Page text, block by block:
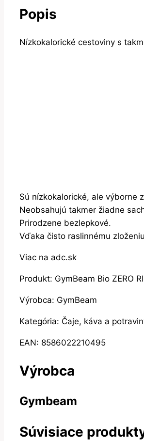
Popis
Nízkokalorické cestoviny s
Sú nízkokalorické, ale výborne
Neobsahujú takmer žiadne
Prirodzene bezlepkové.
Vďaka čisto raslinnému
Viac na adc.sk
Produkt: GymBeam Bio ZERO
Výrobca: GymBeam
Kategória: Čaje, káva a
EAN: 8586022210495
Výrobca
Gymbeam
Súvisiace